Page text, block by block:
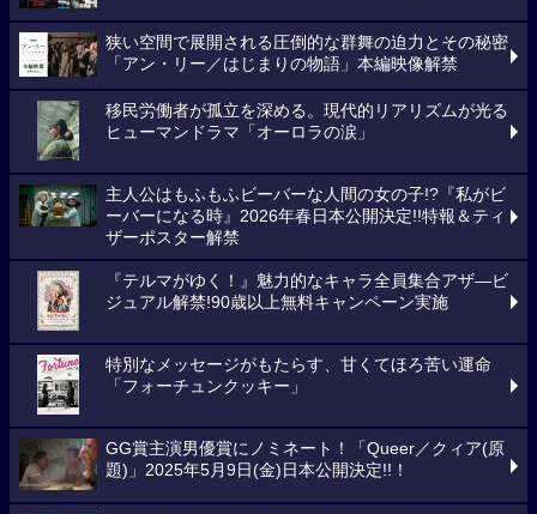
狭い空間で展開される圧倒的な群舞の迫力とその秘密
「アン・リー／はじまりの物語」本編映像解禁
移民労働者が孤立を深める。現代的リアリズムが光る
ヒューマンドラマ「オーロラの涙」
主人公はもふもふビーバーな人間の女の子!?『私がビ
ーバーになる時』2026年春日本公開決定!!特報＆ティ
ザーポスター解禁
『テルマがゆく！』魅力的なキャラ全員集合アザ―ビ
ジュアル解禁!90歳以上無料キャンペーン実施
特別なメッセージがもたらす、甘くてほろ苦い運命
「フォーチュンクッキー」
GG賞主演男優賞にノミネート！「Queer／クィア(原
題)」2025年5月9日(金)日本公開決定!!！